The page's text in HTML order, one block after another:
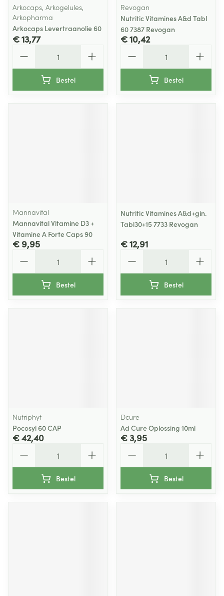
Arkocaps, Arkogelules,
Arkopharma
Arkocaps Levertraanolie 60
€ 13,77
Bestel
Revogan
Nutritic Vitamines A&d Tabl
60 7387 Revogan
€ 10,42
Bestel
Mannavital
Mannavital Vitamine D3 +
Vitamine A Forte Caps 90
€ 9,95
Bestel
Nutritic Vitamines A&d+gin.
Tabl30+15 7733 Revogan
€ 12,91
Bestel
Nutriphyt
Pocosyl 60 CAP
€ 42,40
Bestel
Dcure
Ad Cure Oplossing 10ml
€ 3,95
Bestel